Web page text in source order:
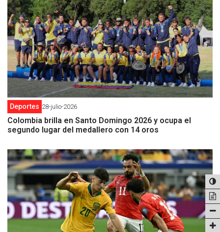
Deportes 28-julio-2026
Colombia brilla en Santo Domingo 2026 y ocupa el
segundo lugar del medallero con 14 oros